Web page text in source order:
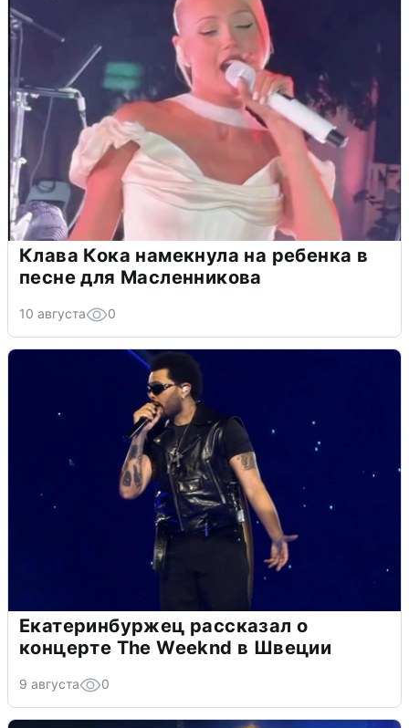
Клава Кока намекнула на ребенка в
песне для Масленникова
10 августа 0
Екатеринбуржец рассказал о
концерте The Weeknd в Швеции
9 августа 0